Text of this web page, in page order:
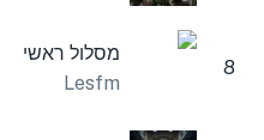
8
מסלול ראשי
Lesfm